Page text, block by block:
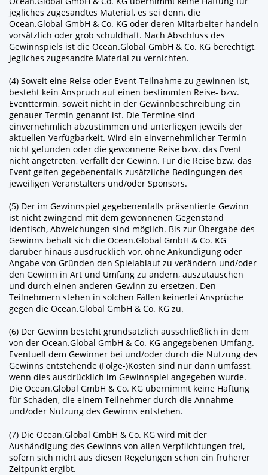
jegliches zugesandtes Material, es sei denn, die
Ocean.Global GmbH & Co. KG oder deren Mitarbeiter handeln
vorsätzlich oder grob schuldhaft. Nach Abschluss des
Gewinnspiels ist die Ocean.Global GmbH & Co. KG berechtigt,
jegliches zugesandte Material zu vernichten.
(4) Soweit eine Reise oder Event-Teilnahme zu gewinnen ist,
besteht kein Anspruch auf einen bestimmten Reise- bzw.
Eventtermin, soweit nicht in der Gewinnbeschreibung ein
genauer Termin genannt ist. Die Termine sind
einvernehmlich abzustimmen und unterliegen jeweils der
aktuellen Verfügbarkeit. Wird ein einvernehmlicher Termin
nicht gefunden oder die gewonnene Reise bzw. das Event
nicht angetreten, verfällt der Gewinn. Für die Reise bzw. das
Event gelten gegebenenfalls zusätzliche Bedingungen des
jeweiligen Veranstalters und/oder Sponsors.
(5) Der im Gewinnspiel gegebenenfalls präsentierte Gewinn
ist nicht zwingend mit dem gewonnenen Gegenstand
identisch, Abweichungen sind möglich. Bis zur Übergabe des
Gewinns behält sich die Ocean.Global GmbH & Co. KG
darüber hinaus ausdrücklich vor, ohne Ankündigung oder
Angabe von Gründen den Spielablauf zu verändern und/oder
den Gewinn in Art und Umfang zu ändern, auszutauschen
und durch einen anderen Gewinn zu ersetzen. Den
Teilnehmern stehen in solchen Fällen keinerlei Ansprüche
gegen die Ocean.Global GmbH & Co. KG zu.
(6) Der Gewinn besteht grundsätzlich ausschließlich in dem
von der Ocean.Global GmbH & Co. KG angegebenen Umfang.
Eventuell dem Gewinner bei und/oder durch die Nutzung des
Gewinns entstehende (Folge-)Kosten sind nur dann umfasst,
wenn dies ausdrücklich im Gewinnspiel angegeben wurde.
Die Ocean.Global GmbH & Co. KG übernimmt keine Haftung
für Schäden, die einem Teilnehmer durch die Annahme
und/oder Nutzung des Gewinns entstehen.
(7) Die Ocean.Global GmbH & Co. KG wird mit der
Aushändigung des Gewinns von allen Verpflichtungen frei,
sofern sich nicht aus diesen Regelungen schon ein früherer
Zeitpunkt ergibt.